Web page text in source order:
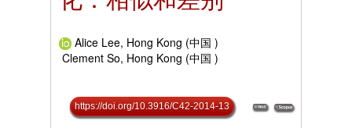
Alice Lee, Hong Kong (中国 )
Clement So, Hong Kong (中国 )
https://doi.org/10.3916/C42-2014-13